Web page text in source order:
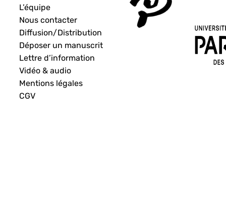
L’équipe
Nous contacter
Diffusion/Distribution
Déposer un manuscrit
Lettre d’information
Vidéo & audio
Mentions légales
CGV